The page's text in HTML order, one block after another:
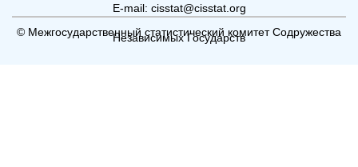
E-mail: cisstat@cisstat.org
© Межгосударственный статистический комитет Содружества
Независимых Государств